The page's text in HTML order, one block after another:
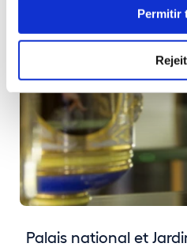
Permitir
Palais national et